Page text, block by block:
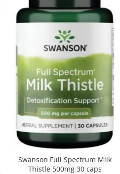
Swanson Full Spectrum Milk
Thistle 500mg 30 caps